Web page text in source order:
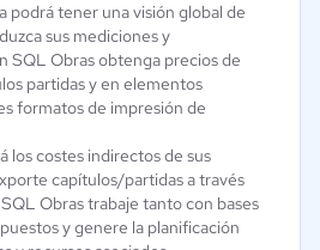
podrá tener una visión global de
sus mediciones y
SQL Obras obtenga precios de
partidas y en elementos
formatos de impresión de
los costes indirectos de sus
capítulos/partidas a través
Obras trabaje tanto con bases
y genere la planificación